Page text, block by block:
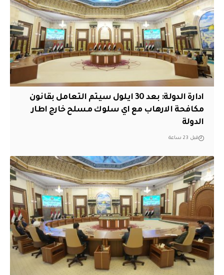
ادارة الدولة: بعد 30 ايلول سيتم التعامل بقانون
مكافحة الارهاب مع اي سلوك مسلح خارج اطار
الدولة
قبل 23 ساعة